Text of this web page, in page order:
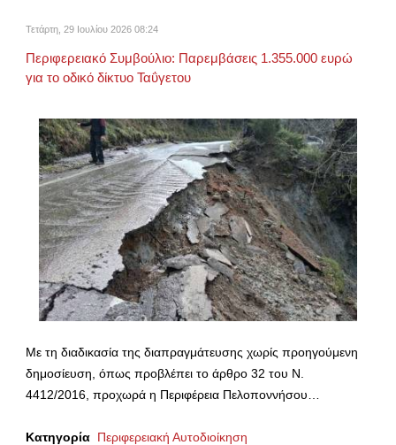
Τετάρτη, 29 Ιουλίου 2026 08:24
Περιφερειακό Συμβούλιο: Παρεμβάσεις 1.355.000 ευρώ
για το οδικό δίκτυο Ταΰγετου
Με τη διαδικασία της διαπραγμάτευσης χωρίς προηγούμενη
δημοσίευση, όπως προβλέπει το άρθρο 32 του Ν.
4412/2016, προχωρά η Περιφέρεια Πελοποννήσου…
Κατηγορία Περιφερειακή Αυτοδιοίκηση